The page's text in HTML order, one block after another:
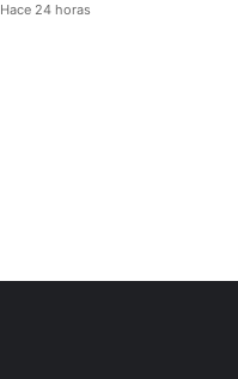
Hace 24 horas